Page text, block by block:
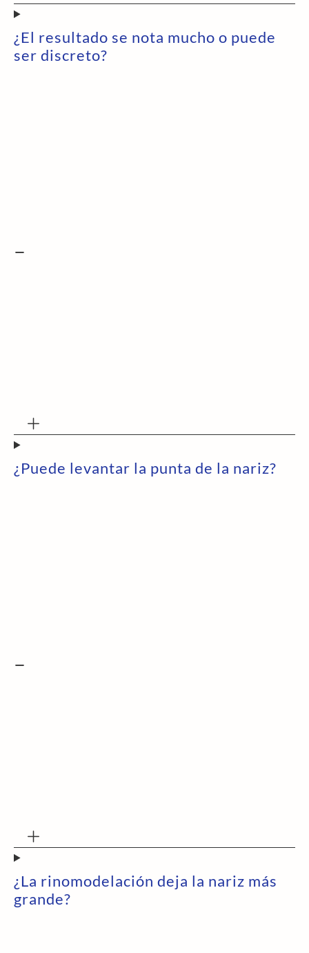
¿El resultado se nota mucho o puede
ser discreto?
¿Puede levantar la punta de la nariz?
¿La rinomodelación deja la nariz más
grande?